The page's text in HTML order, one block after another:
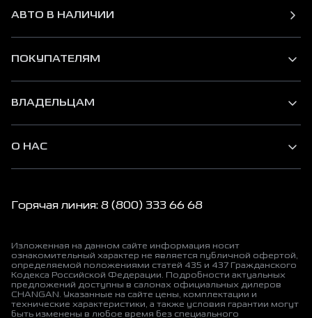
АВТО В НАЛИЧИИ
ПОКУПАТЕЛЯМ
ВЛАДЕЛЬЦАМ
О НАС
Горячая линия: 8 (800) 333 66 68
Изложенная на данном сайте информация носит
ознакомительный характер не является публичной офертой,
определяемой положениями статей 435 и 437 Гражданского
Кодекса Российской Федерации. Подробности актуальных
предложений доступны в салонах официальных дилеров
CHANGAN. Указанные на сайте цены, комплектации и
технические характеристики, а также условия гарантии могут
быть изменены в любое время без специального